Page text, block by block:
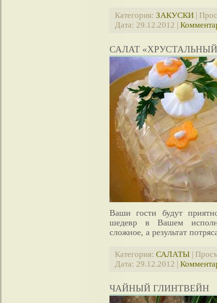
Категория: ЗАКУСКИ |
Дата: 29.12.2012 |
САЛАТ
Ваши гости будут
шедевр в Вашем
сложное, а результат
Категория: САЛАТЫ |
Дата: 29.12.2012 |
ЧАЙНЫЙ ГЛИНТВЕЙН